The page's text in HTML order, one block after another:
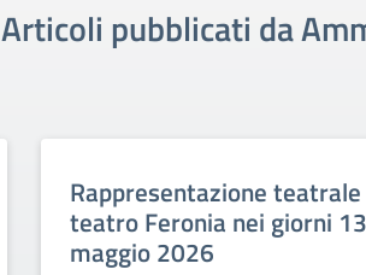
Articoli pubblicati da
Rappresentazione
teatro Feronia nei giorni
maggio 2026